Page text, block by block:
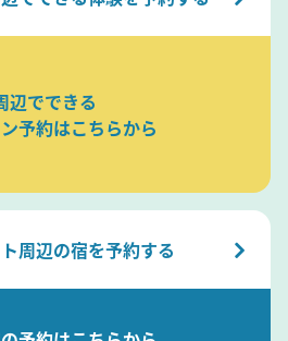
辺でできる
予約はこちらから
周辺の宿を予約する